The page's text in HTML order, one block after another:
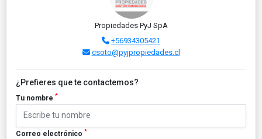
Propiedades PyJ SpA
+56934305421
csoto@pyjpropiedades.cl
¿Prefieres que te contactemos?
Tu nombre *
Correo electrónico *